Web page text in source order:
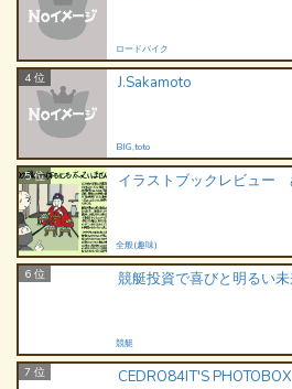
ロードバイク
4 位 J.Sakamoto
BIG,toto
5 位
全般(趣味)
6 位
競艇
7 位 CEDRO84IT'S PHOTOBOX